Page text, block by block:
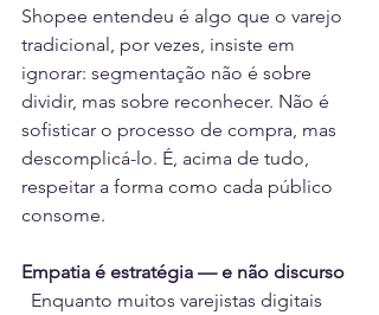
Shopee entendeu é algo que o varejo
tradicional, por vezes, insiste em
ignorar: segmentação não é sobre
dividir, mas sobre reconhecer. Não é
sofisticar o processo de compra, mas
descomplicá-lo. É, acima de tudo,
respeitar a forma como cada público
consome.
Empatia é estratégia — e não discurso
Enquanto muitos varejistas digitais